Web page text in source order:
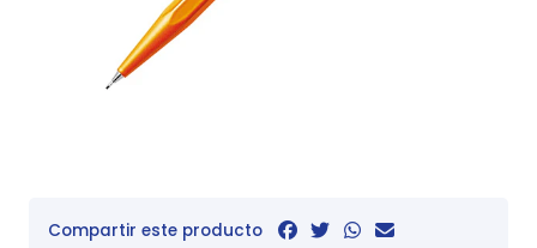
Compartir este producto